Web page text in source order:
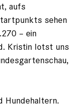
aufs
sehen
– ein
Kris­tin lotst uns
Hundehaltern.